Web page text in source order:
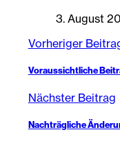
3. August
Vorheriger
Voraussichtliche
Nächster Beitrag
Nachträgliche